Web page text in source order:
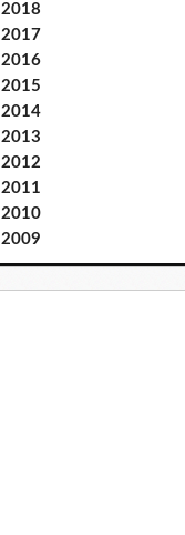
2018
2017
2016
2015
2014
2013
2012
2011
2010
2009